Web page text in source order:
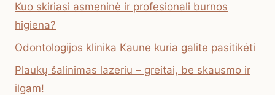
Kuo skiriasi asmeninė ir profesionali burnos
higiena?
Odontologijos klinika Kaune kuria galite pasitikėti
Plaukų šalinimas lazeriu – greitai, be skausmo ir
ilgam!